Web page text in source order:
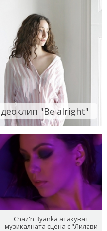
"Be alright"
Chaz'n'Byanka атакуват
музикалната сцена с "Лилави